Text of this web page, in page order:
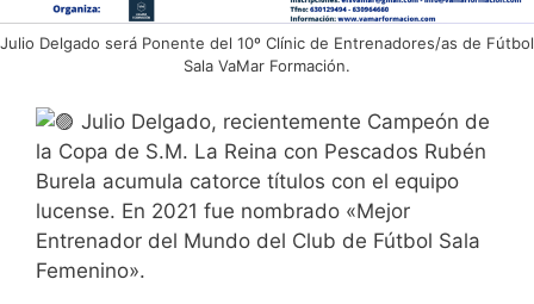
Julio Delgado será Ponente del 10º Clínic de Entrenadores/as de Fútbol
Sala VaMar Formación.
Julio Delgado, recientemente Campeón de
la Copa de S.M. La Reina con Pescados Rubén
Burela acumula catorce títulos con el equipo
lucense. En 2021 fue nombrado «Mejor
Entrenador del Mundo del Club de Fútbol Sala
Femenino».